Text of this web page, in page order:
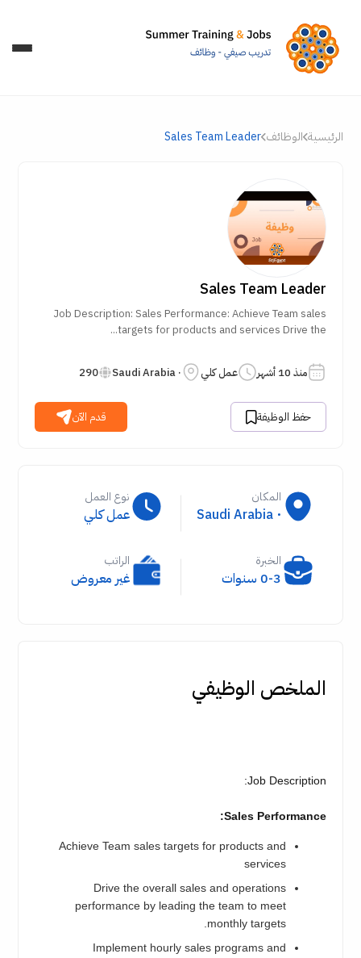
الرئيسية الوظائف Sales Team Leader
Sales Team Leader
Job Description: Sales Performance: Achieve Team sales
targets for products and services Drive the...
منذ 10 أشهر عمل كلي · Saudi Arabia
290
حفظ الوظيفة قدم الآن
المكان
· Saudi Arabia
نوع العمل
عمل كلي
الخبرة
0-3 سنوات
الراتب
غير معروض
الملخص الوظيفي
Job Description:
Sales Performance:
Achieve Team sales targets for products and
services
Drive the overall sales and operations
performance by leading the team to meet
monthly targets.
Implement hourly sales programs and